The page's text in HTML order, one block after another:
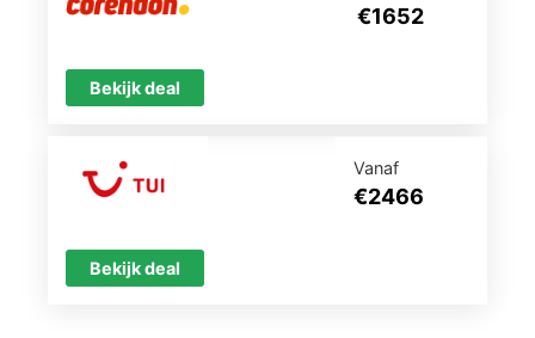
€1652
Bekijk deal
Vanaf
€2466
Bekijk deal